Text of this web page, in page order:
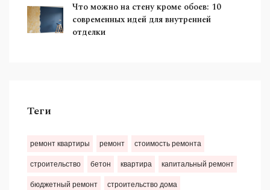
Что можно на стену кроме обоев: 10
современных идей для внутренней
отделки
Теги
ремонт квартиры ремонт стоимость ремонта
строительство бетон квартира капитальный ремонт
бюджетный ремонт строительство дома